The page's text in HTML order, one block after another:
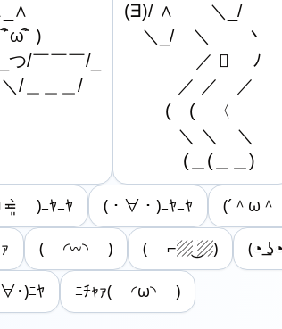
)
つ/￣￣￣/_
＿＿＿/
(∃)/ ∧　　＼_/
＼_/　＼　　丶
／ 󾆝　 ﾉ
／ ／　／
(　(　〈
＼ ＼　＼
(＿(＿＿)
≖͈̀ )ﾆﾔﾆﾔ (・∀・)ﾆﾔﾆﾔ (´＾ω＾
( ◜𖥦◝ ) ( ⌐▨ ͜▨) (◔
･)ﾆﾔ ﾆﾁｬｧ( ◜ω◝ )